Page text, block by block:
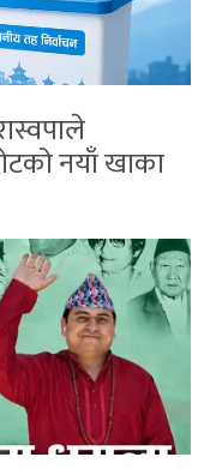
नयाँ खाका